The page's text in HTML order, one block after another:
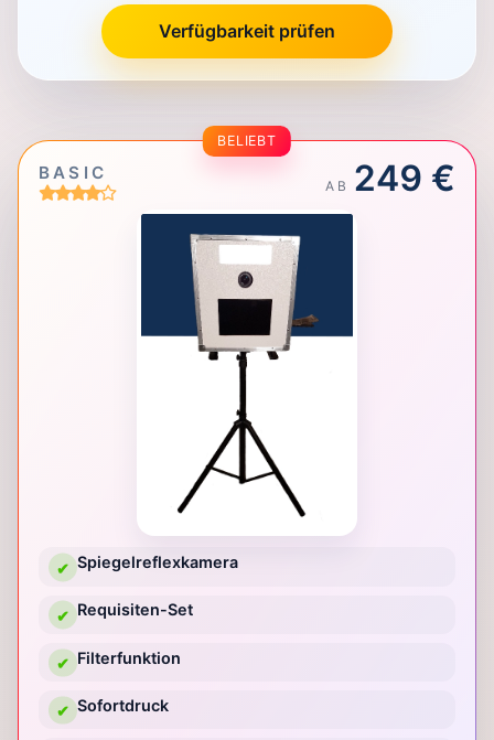
Verfügbarkeit prüfen
BELIEBT
BASIC
AB 249 €
✔ Spiegelreflexkamera
✔ Requisiten-Set
✔ Filterfunktion
✔ Sofortdruck